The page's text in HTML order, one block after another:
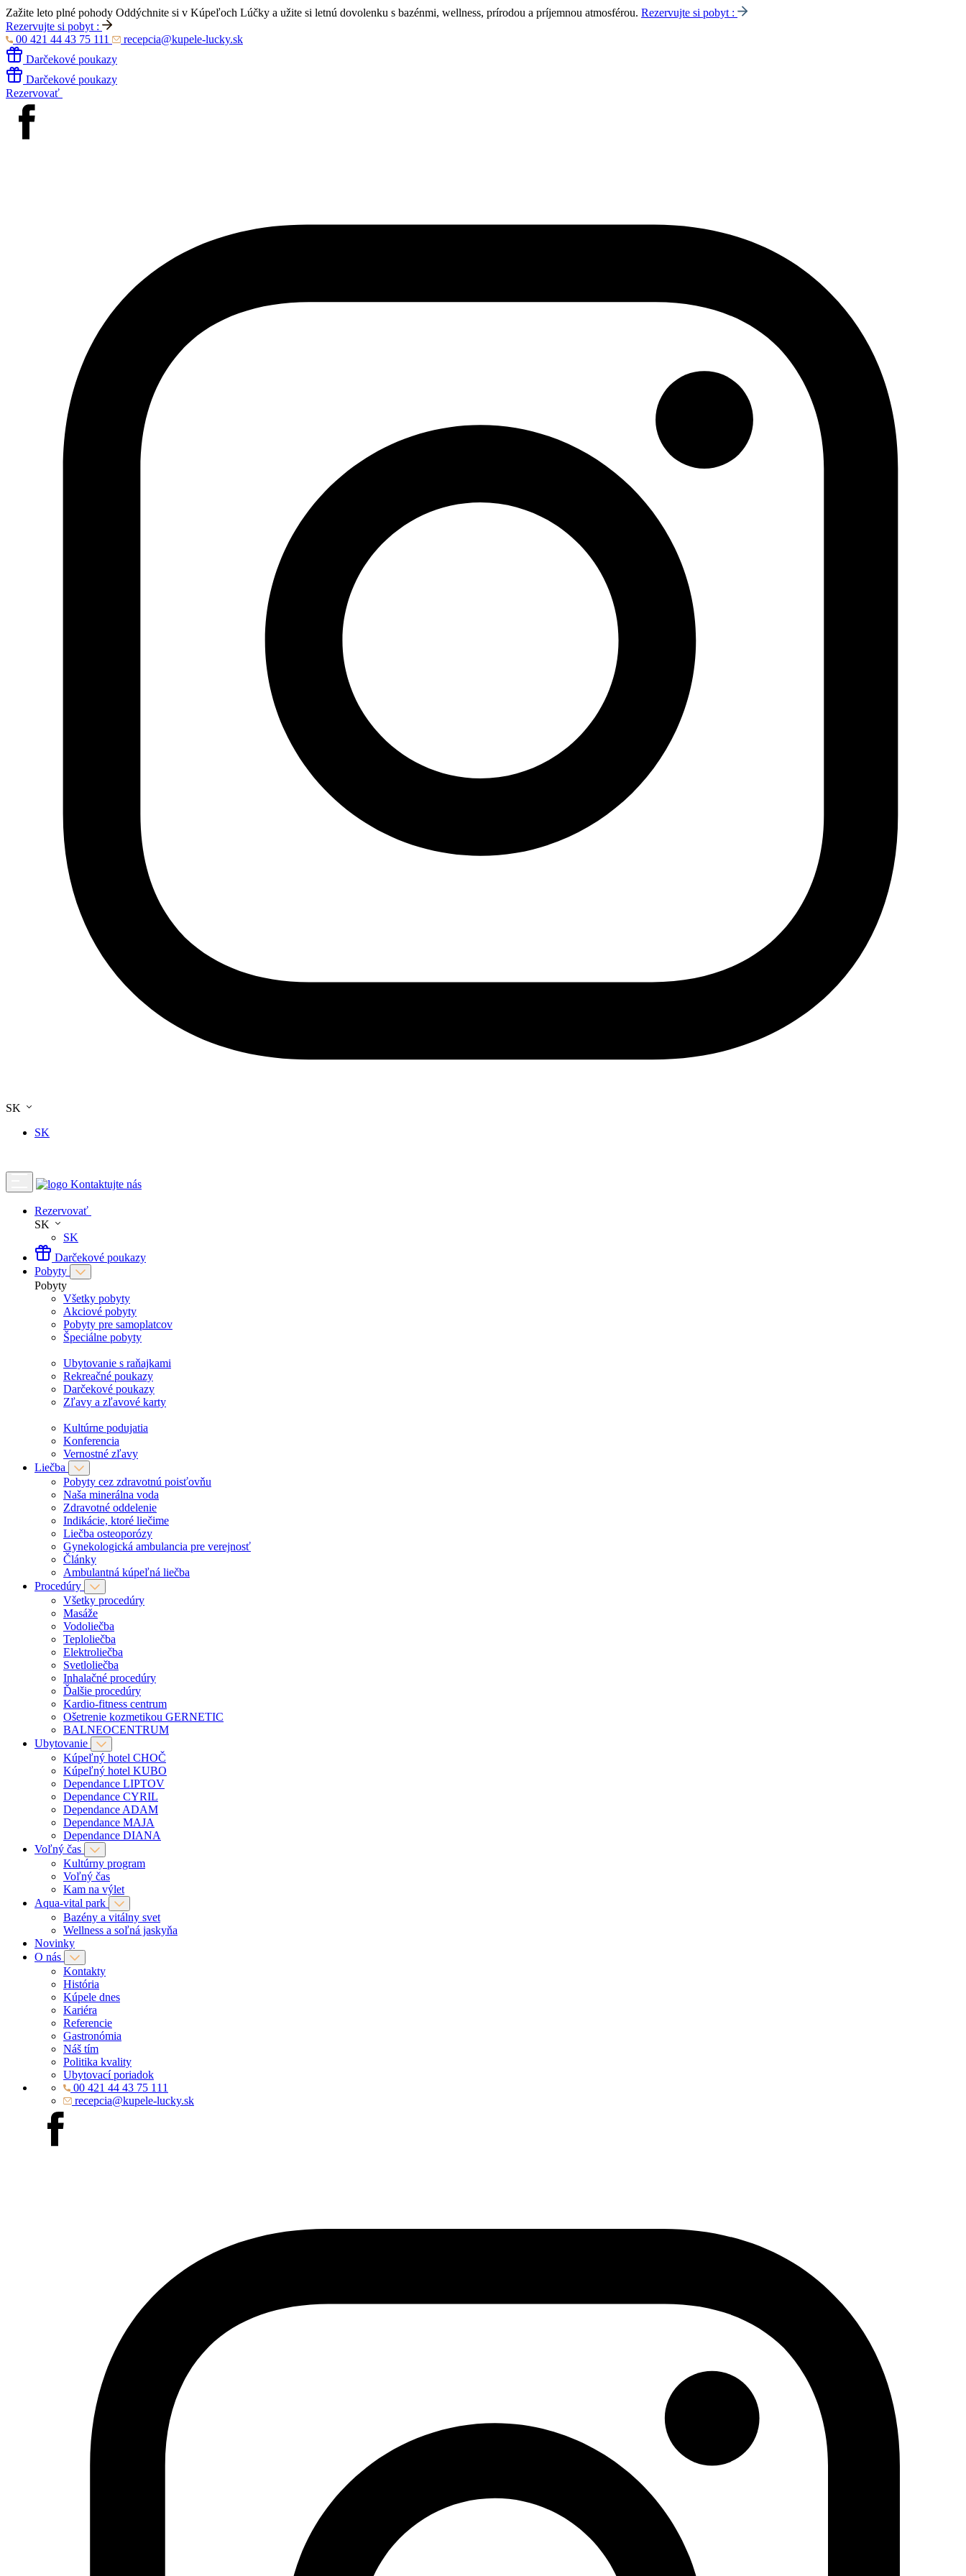
Zažite leto plné pohody Oddýchnite si v Kúpeľoch Lúčky a užite si letnú dovolenku s bazénmi, wellness, prírodou a príjemnou atmosférou. Rezervujte si pobyt :
Rezervujte si pobyt :
00 421 44 43 75 111
recepcia@kupele-lucky.sk
Darčekové poukazy
Darčekové poukazy
Rezervovať
SK
SK
Kontaktujte nás
Rezervovať
SK
SK
Darčekové poukazy
Pobyty
Pobyty
Všetky pobyty
Akciové pobyty
Pobyty pre samoplatcov
Špeciálne pobyty
Ubytovanie s raňajkami
Rekreačné poukazy
Darčekové poukazy
Zľavy a zľavové karty
Kultúrne podujatia
Konferencia
Vernostné zľavy
Liečba
Pobyty cez zdravotnú poisťovňu
Naša minerálna voda
Zdravotné oddelenie
Indikácie, ktoré liečime
Liečba osteoporózy
Gynekologická ambulancia pre verejnosť
Články
Ambulantná kúpeľná liečba
Procedúry
Všetky procedúry
Masáže
Vodoliečba
Teploliečba
Elektroliečba
Svetloliečba
Inhalačné procedúry
Ďalšie procedúry
Kardio-fitness centrum
Ošetrenie kozmetikou GERNETIC
BALNEOCENTRUM
Ubytovanie
Kúpeľný hotel CHOČ
Kúpeľný hotel KUBO
Dependance LIPTOV
Dependance CYRIL
Dependance ADAM
Dependance MAJA
Dependance DIANA
Voľný čas
Kultúrny program
Voľný čas
Kam na výlet
Aqua-vital park
Bazény a vitálny svet
Wellness a soľná jaskyňa
Novinky
O nás
Kontakty
História
Kúpele dnes
Kariéra
Referencie
Gastronómia
Náš tím
Politika kvality
Ubytovací poriadok
00 421 44 43 75 111
recepcia@kupele-lucky.sk